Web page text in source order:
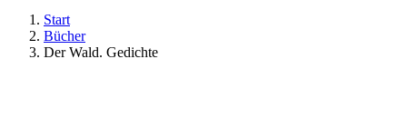
Start
Bücher
Der Wald. Gedichte